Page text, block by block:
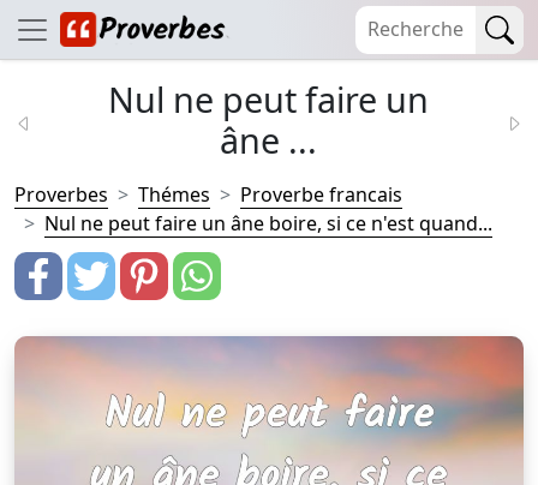
Nul ne peut faire un
âne ...
Proverbes Thémes
Proverbe francais
Nul ne peut faire un âne boire, si ce n'est quand...